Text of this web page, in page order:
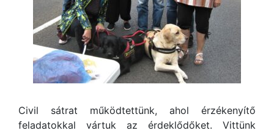
Civil sátrat működtettünk, ahol érzékenyítő
feladatokkal vártuk az érdeklődőket. Vittünk